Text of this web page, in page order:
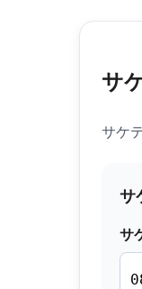
サ
サケ
サ
サ